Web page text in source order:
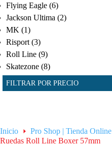
Inicio
Pro Shop | Tienda Online
Ruedas Roll Line Boxer 57mm
Flying Eagle (6)
Jackson Ultima (2)
MK (1)
Risport (3)
Roll Line (9)
Skatezone (8)
FILTRAR POR PRECIO